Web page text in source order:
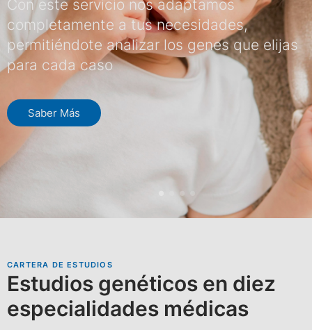
Con este servicio nos adaptamos
completamente a tus necesidades,
permitiéndote analizar los genes que elijas
para cada caso
Saber Más
CARTERA DE ESTUDIOS
Estudios genéticos en diez
especialidades médicas